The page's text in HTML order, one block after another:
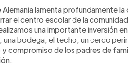
Alemania lamenta profundamente
el centro escolar de la
una importante inversión
una bodega, el techo, un cerco
y compromiso de los padres de